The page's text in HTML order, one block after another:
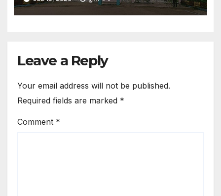
Leave a Reply
Your email address will not be published.
Required fields are marked *
Comment *